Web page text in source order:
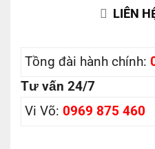
LIÊN
Tồng đài hành chính:
Tư vấn 24/7
Vi Võ: 0969 875 460